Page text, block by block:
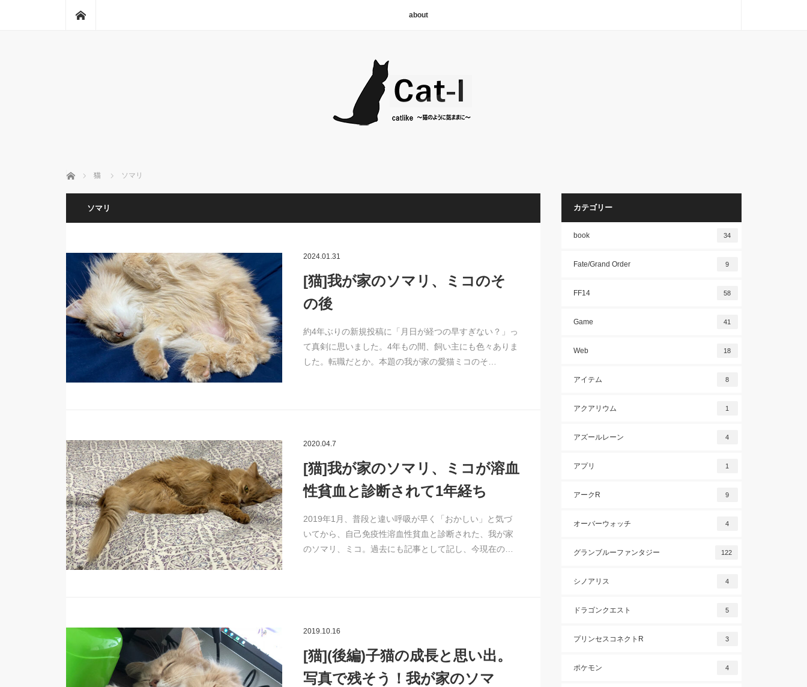
about
ホーム 猫 ソマリ
ソマリ
2024.01.31
[猫]我が家のソマリ、ミコのそ
の後
約4年ぶりの新規投稿に「月日が経つの早すぎない？」っ
て真剣に思いました。4年もの間、飼い主にも色々ありま
した。転職だとか。本題の我が家の愛猫ミコのそ…
2020.04.7
[猫]我が家のソマリ、ミコが溶血
性貧血と診断されて1年経ち
2019年1月、普段と違い呼吸が早く「おかしい」と気づ
いてから、自己免疫性溶血性貧血と診断された、我が家
のソマリ、ミコ。過去にも記事として記し、今現在の…
2019.10.16
[猫](後編)子猫の成長と思い出。
写真で残そう！我が家のソマ
カテゴリー
book 34
Fate/Grand Order 9
FF14 58
Game 41
Web 18
アイテム 8
アクアリウム 1
アズールレーン 4
アプリ 1
アークR 9
オーバーウォッチ 4
グランブルーファンタジー 122
シノアリス 4
ドラゴンクエスト 5
プリンセスコネクトR 3
ポケモン 4